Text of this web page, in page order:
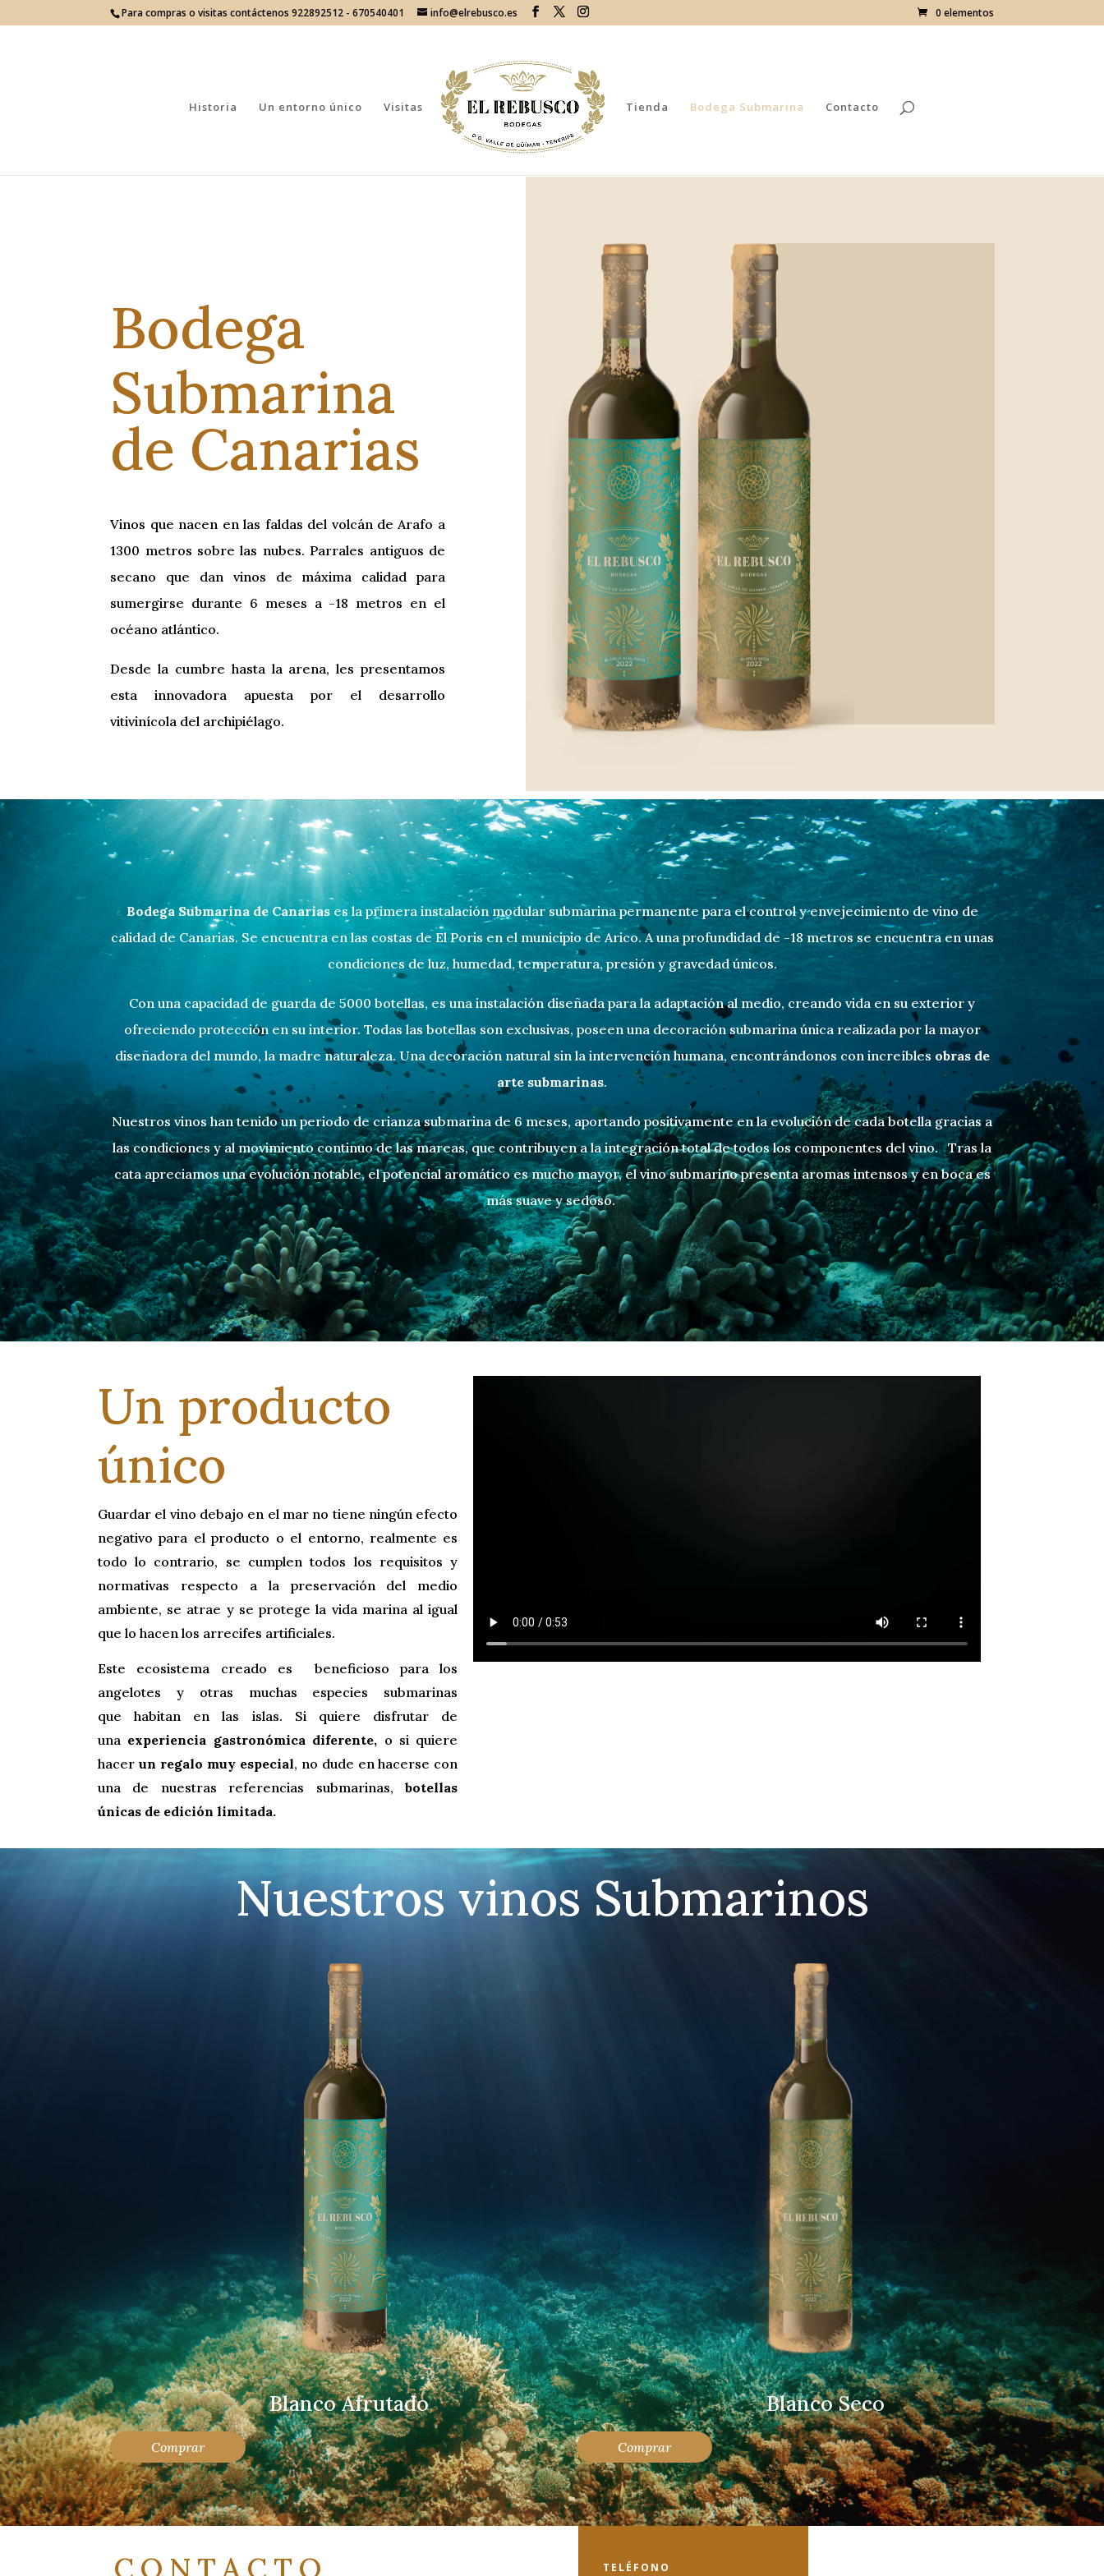
Para compras o visitas contáctenos 922892512 - 670540401 info@elrebusco.es 0 elementos
Historia Un entorno único Visitas Tienda Bodega Submarina Contacto
Bodega
Submarina
de Canarias
Vinos que nacen en las faldas del volcán de Arafo a
1300 metros sobre las nubes. Parrales antiguos de
secano que dan vinos de máxima calidad para
sumergirse durante 6 meses a -18 metros en el
océano atlántico.
Desde la cumbre hasta la arena, les presentamos
esta innovadora apuesta por el desarrollo
vitivinícola del archipiélago.
Bodega Submarina de Canariases la primera instalación modular submarinapermanente para el control y envejecimiento de vino de
calidad de Canarias. Se encuentra en las costas de El Poris en el municipio de Arico. A una profundidad de -18 metros se encuentra en unas
condiciones de luz, humedad,temperatura, presión y gravedad únicos.
Con una capacidad de guarda de 5000 botellas, es una instalación diseñada para la adaptación al medio, creando vida en su exterior y
ofreciendo protección en su interior. Todas las botellas son exclusivas, poseen una decoración submarina única realizada por la mayor
diseñadora del mundo, lamadre naturaleza. Una decoración natural sin la intervención humana, encontrándonos con increíbles obras de
arte submarinas.
Nuestros vinos han tenido un periodo de crianza submarina de 6 meses, aportando positivamente en la evolución de cada botella gracias a
las condiciones y al movimiento continuo de las mareas, que contribuyen a la integración total de todos los componentes del vino. Tras la
cata apreciamos una evolución notable, el potencial aromático es mucho mayor, el vino submarino presenta aromas intensos y en boca es
más suave y sedoso.
Un producto
único
Guardar el vino debajo en el mar no tiene ningún efecto
negativo para el producto o el entorno, realmente es
todo lo contrario, se cumplen todos los requisitos y
normativas respecto a la preservación del medio
ambiente, se atrae y se protege la vida marina al igual
que lo hacen los arrecifes artificiales.
Este ecosistema creado es beneficioso para los
angelotes y otras muchas especies submarinas
que habitan en las islas. Si quiere disfrutar de
una experiencia gastronómica diferente, o si quiere
hacerun regalo muy especial, no dude en hacerse con
una de nuestras referencias submarinas,botellas
únicas de edición limitada.
Nuestros vinos Submarinos
Blanco Afrutado
Comprar
Blanco Seco
Comprar
CONTACTO TELÉFONO